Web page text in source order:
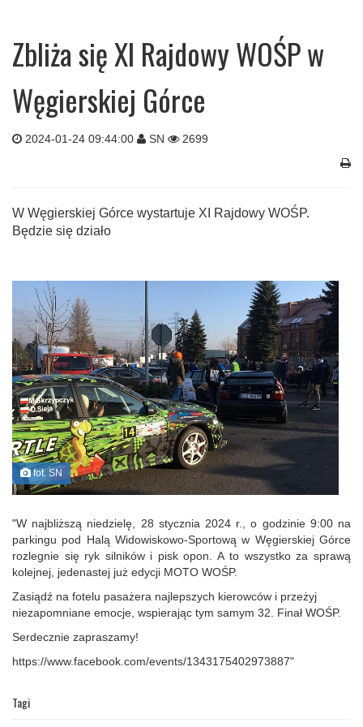
Zbliża się XI Rajdowy WOŚP w
Węgierskiej Górce
2024-01-24 09:44:00 SN 2699
W Węgierskiej Górce wystartuje XI Rajdowy WOŚP.
Będzie się działo
fot. SN
"W najbliższą niedzielę, 28 stycznia 2024 r., o godzinie 9:00 na
parkingu pod Halą Widowiskowo-Sportową w Węgierskiej Górce
rozlegnie się ryk silników i pisk opon. A to wszystko za sprawą
kolejnej, jedenastej już edycji MOTO WOŚP.
Zasiądź na fotelu pasażera najlepszych kierowców i przeżyj
niezapomniane emocje, wspierając tym samym 32. Finał WOŚP.
Serdecznie zapraszamy!
https://www.facebook.com/events/1343175402973887"
Tagi